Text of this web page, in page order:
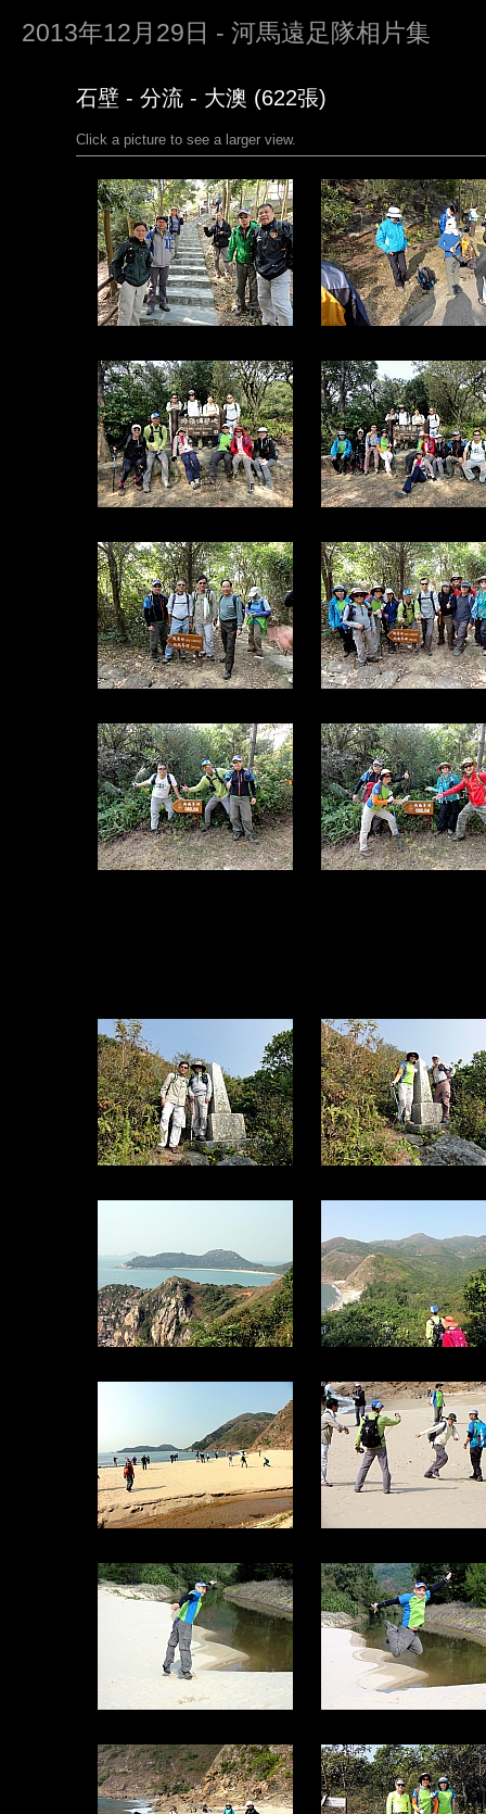
2013年12月29日 - 河馬遠足隊相片集
石壁 - 分流 - 大澳 (622張)
Click a picture to see a larger view.